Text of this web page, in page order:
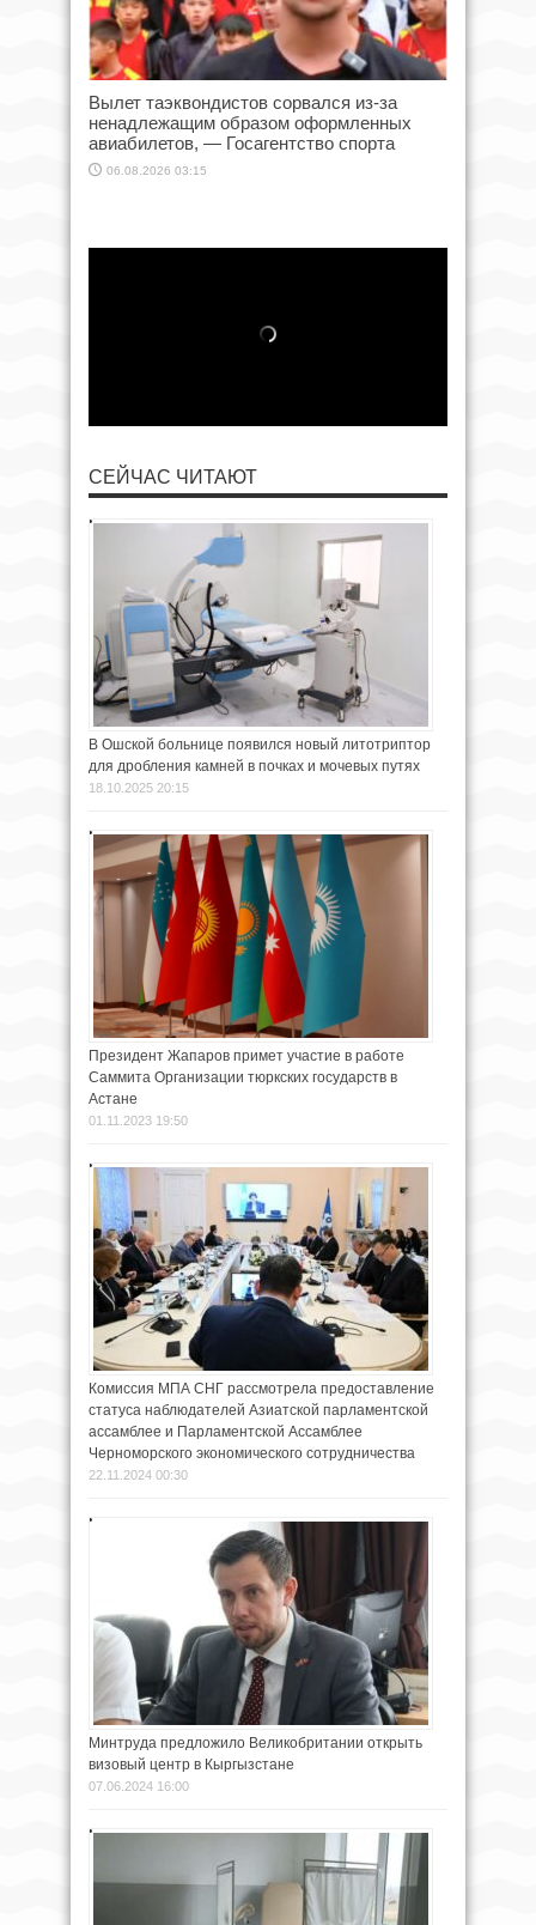
Вылет таэквондистов сорвался из-за
ненадлежащим образом оформленных
авиабилетов, — Госагентство спорта
06.08.2026 03:15
СЕЙЧАС ЧИТАЮТ
В Ошской больнице появился новый литотриптор
для дробления камней в почках и мочевых путях
18.10.2025 20:15
Президент Жапаров примет участие в работе
Саммита Организации тюркских государств в
Астане
01.11.2023 19:50
Комиссия МПА СНГ рассмотрела предоставление
статуса наблюдателей Азиатской парламентской
ассамблее и Парламентской Ассамблее
Черноморского экономического сотрудничества
22.11.2024 00:30
Минтруда предложило Великобритании открыть
визовый центр в Кыргызстане
07.06.2024 16:00